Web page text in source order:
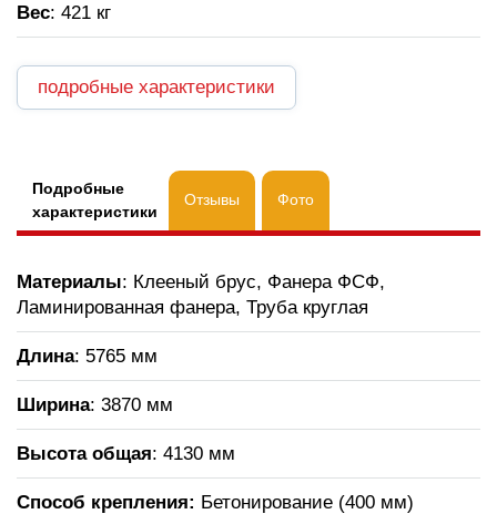
Вес: 421 кг
подробные характеристики
Подробные
характеристики
Отзывы Фото
Материалы: Клееный брус, Фанера ФСФ,
Ламинированная фанера, Труба круглая
Длина: 5765 мм
Ширина: 3870 мм
Высота общая: 4130 мм
Способ крепления: Бетонирование (400 мм)